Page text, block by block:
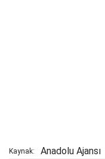
Kaynak: Anadolu Ajansı